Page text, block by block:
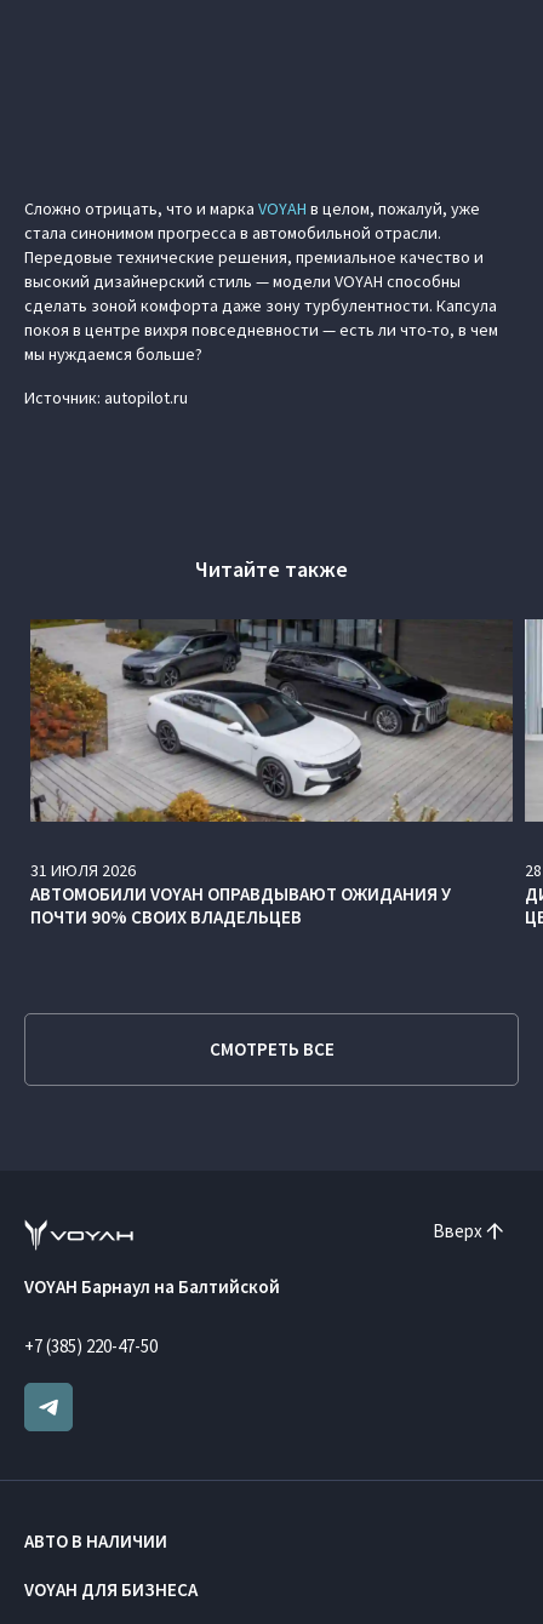
Сложно отрицать, что и марка VOYAH в целом, пожалуй, уже
стала синонимом прогресса в автомобильной отрасли.
Передовые технические решения, премиальное качество и
высокий дизайнерский стиль — модели VOYAH способны
сделать зоной комфорта даже зону турбулентности. Капсула
покоя в центре вихря повседневности — есть ли что-то, в чем
мы нуждаемся больше?
Источник: autopilot.ru
Читайте также
31 ИЮЛЯ 2026
АВТОМОБИЛИ VOYAH ОПРАВДЫВАЮТ ОЖИДАНИЯ У
ПОЧТИ 90% СВОИХ ВЛАДЕЛЬЦЕВ
28
СМОТРЕТЬ ВСЕ
Вверх
VOYAH Барнаул на Балтийской
+7 (385) 220-47-50
АВТО В НАЛИЧИИ
VOYAH ДЛЯ БИЗНЕСА